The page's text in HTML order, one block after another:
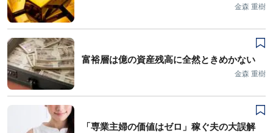
金森 重樹
富裕層は億の資産残高に全然ときめかない
金森 重樹
「専業主婦の価値はゼロ」稼ぐ夫の大誤解